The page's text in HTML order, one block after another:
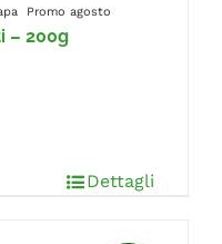
Promo agosto
– 200g
Dettagli